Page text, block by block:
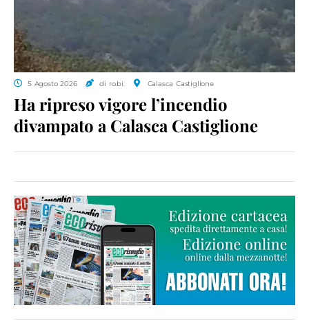
5 Agosto 2026 di ro.bi. Calasca Castiglione
Ha ripreso vigore l’incendio
divampato a Calasca Castiglione